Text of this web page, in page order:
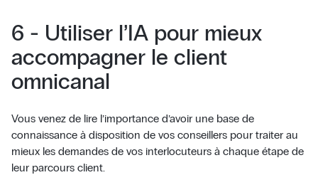
6 - Utiliser l’IA pour mieux
accompagner le client
omnicanal
Vous venez de lire l’importance d’avoir une base de
connaissance à disposition de vos conseillers pour traiter au
mieux les demandes de vos interlocuteurs à chaque étape de
leur parcours client.